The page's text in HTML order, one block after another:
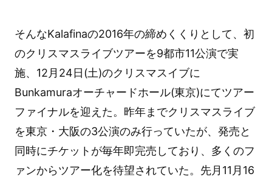
そんなKalafinaの2016年の締めくくりとして、初
のクリスマスライブツアーを9都市11公演で実
施、12月24日(土)のクリスマスイブに
Bunkamuraオーチャードホール(東京)にてツアー
ファイナルを迎えた。昨年までクリスマスライブ
を東京・大阪の3公演のみ行っていたが、発売と
同時にチケットが毎年即完売しており、多くのフ
ァンからツアー化を待望されていた。先月11月16